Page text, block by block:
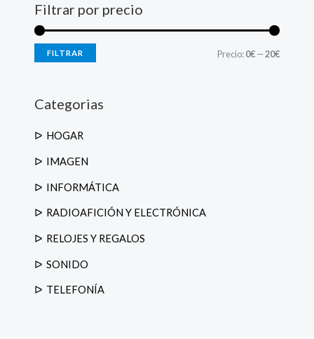
e
r
o
s
Filtrar por precio
FILTRAR Precio:0€—20€
Categorias
HOGAR
IMAGEN
INFORMÁTICA
RADIOAFICIÓN Y ELECTRÓNICA
RELOJES Y REGALOS
SONIDO
TELEFONÍA